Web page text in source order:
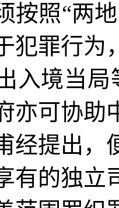
按照“两
犯罪行为
入境当局
亦可协助
经提出，
有的独立